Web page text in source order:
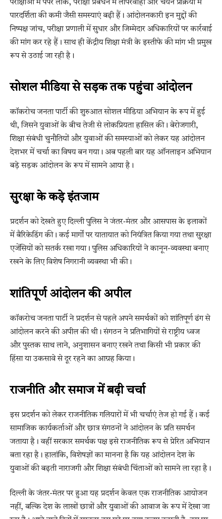
परीक्षाओं में पेपर लीक, परीक्षा प्रबंधन में लापरवाही और चयन प्रक्रिया में
पारदर्शिता की कमी जैसी समस्याएं बढ़ी हैं। आंदोलनकारी इन मुद्दों की
निष्पक्ष जांच, परीक्षा प्रणाली में सुधार और जिम्मेदार अधिकारियों पर कार्रवाई
की मांग कर रहे हैं। साथ ही केंद्रीय शिक्षा मंत्री के इस्तीफे की मांग भी प्रमुख
रूप से उठाई जा रही है।
सोशल मीडिया से सड़क तक पहुंचा आंदोलन
कॉकरोच जनता पार्टी की शुरुआत सोशल मीडिया अभियान के रूप में हुई
थी, जिसने युवाओं के बीच तेजी से लोकप्रियता हासिल की। बेरोजगारी,
शिक्षा संबंधी चुनौतियों और युवाओं की समस्याओं को लेकर यह आंदोलन
देशभर में चर्चा का विषय बन गया। अब पहली बार यह ऑनलाइन अभियान
बड़े सड़क आंदोलन के रूप में सामने आया है।
सुरक्षा के कड़े इंतजाम
प्रदर्शन को देखते हुए दिल्ली पुलिस ने जंतर-मंतर और आसपास के इलाकों
में बैरिकेडिंग की। कई मार्गों पर यातायात को नियंत्रित किया गया तथा सुरक्षा
एजेंसियों को सतर्क रखा गया। पुलिस अधिकारियों ने कानून-व्यवस्था बनाए
रखने के लिए विशेष निगरानी व्यवस्था भी की।
शांतिपूर्ण आंदोलन की अपील
कॉकरोच जनता पार्टी ने प्रदर्शन से पहले अपने समर्थकों को शांतिपूर्ण ढंग से
आंदोलन करने की अपील की थी। संगठन ने प्रतिभागियों से राष्ट्रीय ध्वज
और पुस्तक साथ लाने, अनुशासन बनाए रखने तथा किसी भी प्रकार की
हिंसा या उकसावे से दूर रहने का आग्रह किया।
राजनीति और समाज में बढ़ी चर्चा
इस प्रदर्शन को लेकर राजनीतिक गलियारों में भी चर्चाएं तेज हो गई हैं। कई
सामाजिक कार्यकर्ताओं और छात्र संगठनों ने आंदोलन के प्रति समर्थन
जताया है। वहीं सरकार समर्थक पक्ष इसे राजनीतिक रूप से प्रेरित अभियान
बता रहा है। हालांकि, विशेषज्ञों का मानना है कि यह आंदोलन देश के
युवाओं की बढ़ती नाराजगी और शिक्षा संबंधी चिंताओं को सामने ला रहा है।
दिल्ली के जंतर-मंतर पर हुआ यह प्रदर्शन केवल एक राजनीतिक आयोजन
नहीं, बल्कि देश के लाखों छात्रों और युवाओं की आवाज के रूप में देखा जा